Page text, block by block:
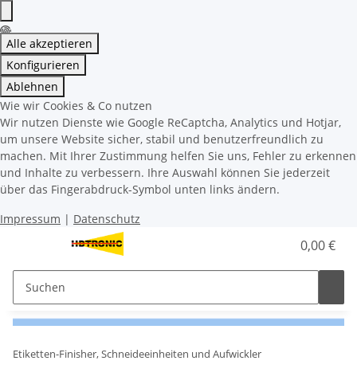
Alle akzeptieren
Konfigurieren
Ablehnen
Wie wir Cookies & Co nutzen
Wir nutzen Dienste wie Google ReCaptcha, Analytics und Hotjar,
um unsere Website sicher, stabil und benutzerfreundlich zu
machen. Mit Ihrer Zustimmung helfen Sie uns, Fehler zu erkennen
und Inhalte zu verbessern. Ihre Auswahl können Sie jederzeit
über das Fingerabdruck-Symbol unten links ändern.
Impressum | Datenschutz
0,00 €
Etiketten-Finisher, Schneideeinheiten und Aufwickler